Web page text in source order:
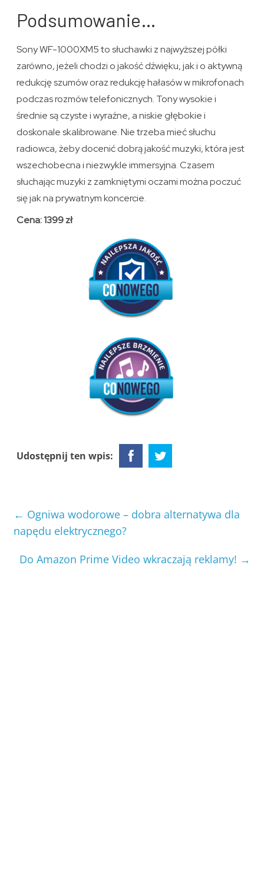
Podsumowanie…
Sony WF-1000XM5 to słuchawki z najwyższej półki
zarówno, jeżeli chodzi o jakość dźwięku, jak i o aktywną
redukcję szumów oraz redukcję hałasów w mikrofonach
podczas rozmów telefonicznych. Tony wysokie i
średnie są czyste i wyraźne, a niskie głębokie i
doskonale skalibrowane. Nie trzeba mieć słuchu
radiowca, żeby docenić dobrą jakość muzyki, która jest
wszechobecna i niezwykle immersyjna. Czasem
słuchając muzyki z zamkniętymi oczami można poczuć
się jak na prywatnym koncercie.
Cena: 1399 zł
Udostępnij ten wpis:
← Ogniwa wodorowe – dobra alternatywa dla
napędu elektrycznego?
Do Amazon Prime Video wkraczają reklamy! →